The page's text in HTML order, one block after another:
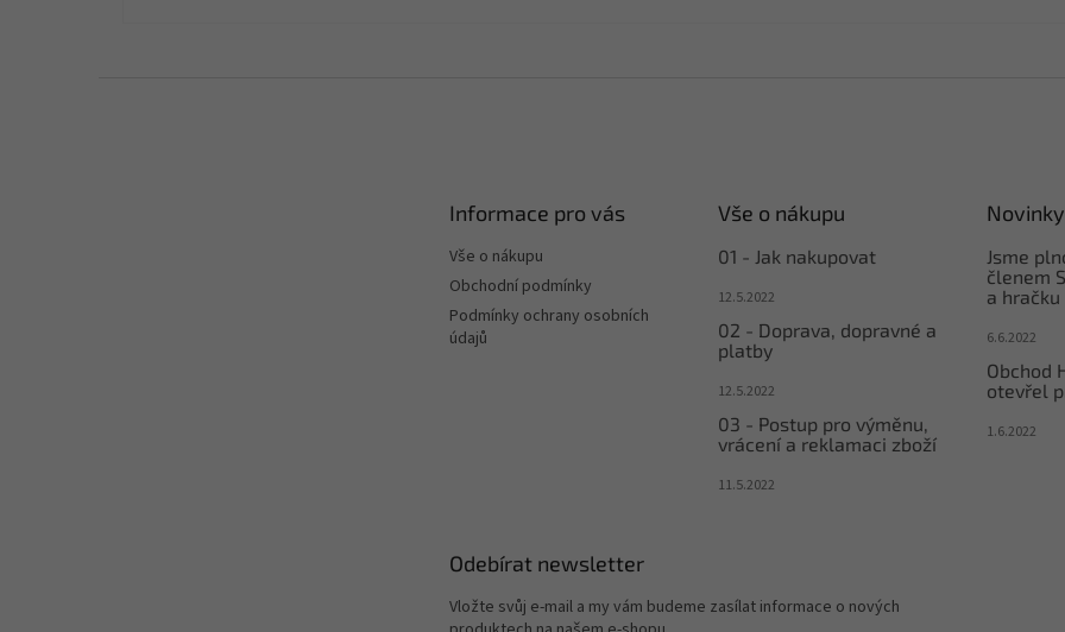
Informace pro vás
Vše o nákupu
Obchodní podmínky
Podmínky ochrany osobních
údajů
Vše o nákupu
01 - Jak nakupovat
12.5.2022
02 - Doprava, dopravné a
platby
12.5.2022
03 - Postup pro výměnu,
vrácení a reklamaci zboží
11.5.2022
Novinky
Jsme
členem
a hračku
6.6.2022
Obchod
otevřel
1.6.2022
Odebírat newsletter
Vložte svůj e-mail a my vám budeme zasílat informace o nových